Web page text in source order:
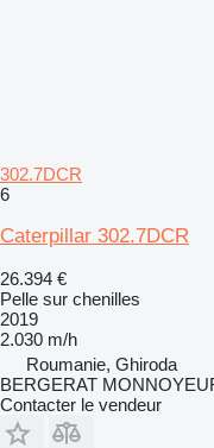
302.7DCR
6
Caterpillar 302.7DCR
26.394 €
Pelle sur chenilles
2019
2.030 m/h
Roumanie, Ghiroda
BERGERAT
Contacter le vendeur